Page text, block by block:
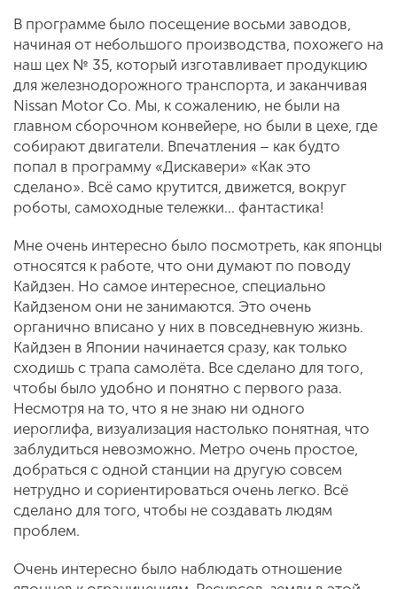
В программе было посещение восьми заводов,
начиная от небольшого производства, похожего на
наш цех № 35, который изготавливает продукцию
для железнодорожного транспорта, и заканчивая
Nissan Motor Co. Мы, к сожалению, не были на
главном сборочном конвейере, но были в цехе, где
собирают двигатели. Впечатления – как будто
попал в программу «Дискавери» «Как это
сделано». Всё само крутится, движется, вокруг
роботы, самоходные тележки... фантастика!
Мне очень интересно было посмотреть, как японцы
относятся к работе, что они думают по поводу
Кайдзен. Но самое интересное, специально
Кайдзеном они не занимаются. Это очень
органично вписано у них в повседневную жизнь.
Кайдзен в Японии начинается сразу, как только
сходишь с трапа самолёта. Все сделано для того,
чтобы было удобно и понятно с первого раза.
Несмотря на то, что я не знаю ни одного
иероглифа, визуализация настолько понятная, что
заблудиться невозможно. Метро очень простое,
добраться с одной станции на другую совсем
нетрудно и сориентироваться очень легко. Всё
сделано для того, чтобы не создавать людям
проблем.
Очень интересно было наблюдать отношение